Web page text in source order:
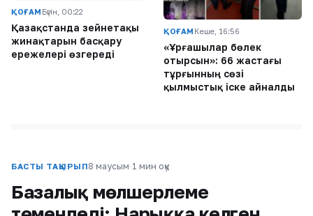
ҚОҒАМ Бүгін, 00:22
Қазақстанда зейнетақы
жинақтарын басқару
ережелері өзгереді
ҚОҒАМ Кеше, 16:56
«Ұрғашылар бөлек
отырсын»: 66 жастағы
тұрғынның сөзі
қылмыстық іске айналды
БАСТЫ ТАҚЫРЫП8 маусым·1 мин оқу
Базалық мөлшерлеме